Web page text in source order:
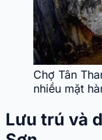
Chợ Tân
nhiều mặt
Lưu trú và